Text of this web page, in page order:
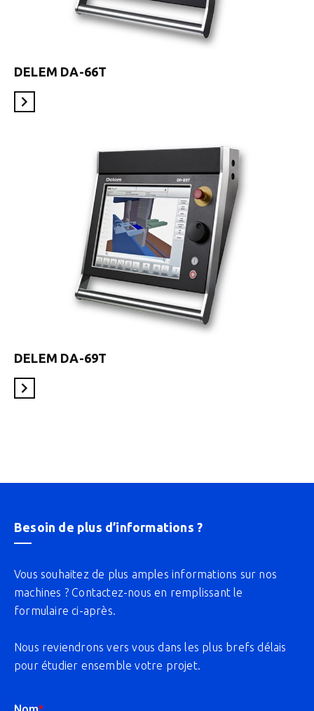
DELEM DA-66T
En savoir plus
DELEM DA-69T
En savoir plus
Besoin de plus d’informations ?
Vous souhaitez de plus amples informations sur nos
machines ? Contactez-nous en remplissant le
formulaire ci-après.
Nous reviendrons vers vous dans les plus brefs délais
pour étudier ensemble votre projet.